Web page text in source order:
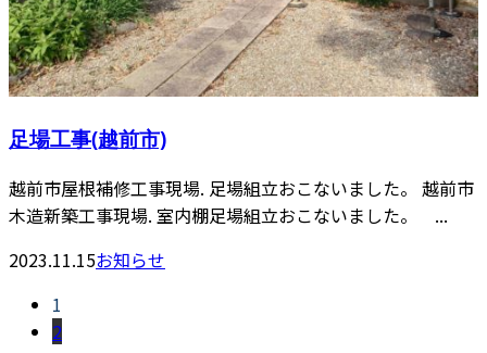
足場工事(越前市)
越前市屋根補修工事現場. 足場組立おこないました。 越前市
木造新築工事現場. 室内棚足場組立おこないました。 ...
2023.11.15お知らせ
1
2